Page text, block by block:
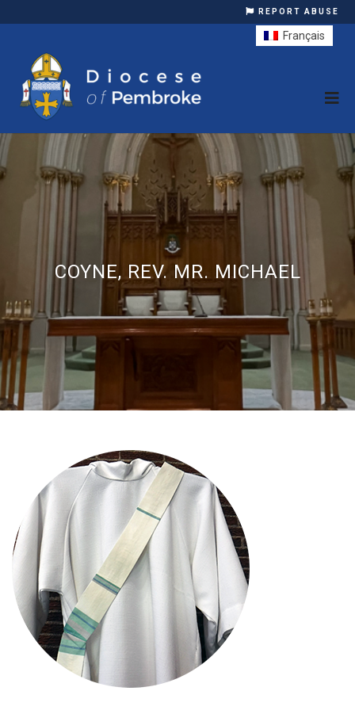
REPORT ABUSE
COYNE, REV. MR. MICHAEL
Français